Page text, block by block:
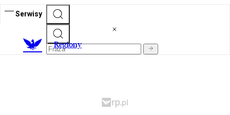
Serwisy
Regiony